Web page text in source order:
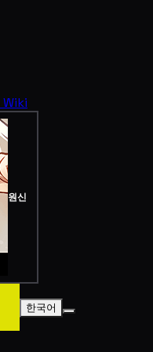
Wiki
원신
한국어